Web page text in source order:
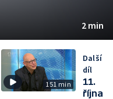
2 min
151 min
Další
díl
11.
října